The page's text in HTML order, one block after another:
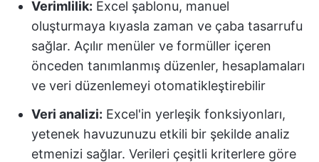
Verimlilik: Excel şablonu, manuel
oluşturmaya kıyasla zaman ve çaba tasarrufu
sağlar. Açılır menüler ve formüller içeren
önceden tanımlanmış düzenler, hesaplamaları
ve veri düzenlemeyi otomatikleştirebilir
Veri analizi: Excel'in yerleşik fonksiyonları,
yetenek havuzunuzu etkili bir şekilde analiz
etmenizi sağlar. Verileri çeşitli kriterlere göre